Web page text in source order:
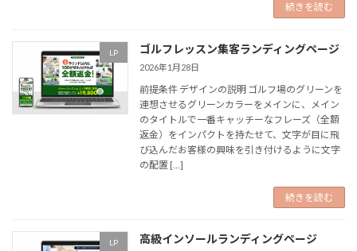
続きを読む
LP ゴルフレッスン集客ランディングページ
2026年1月28日
前提条件 デザインの説明 ゴルフ場のグリーンを
連想させるグリーンカラーをメインに、メイン
のタイトルで一番キャッチーなフレーズ（全額
返金）をインパクトを持たせて、文字が目に飛
び込んだお客様の興味を引き付けるように文字
の配置 […]
続きを読む
LP 高級インソールランディングページ